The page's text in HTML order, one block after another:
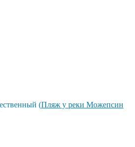
(Пляж у реки Можепсин